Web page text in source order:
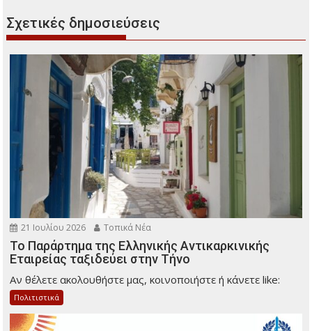
Σχετικές δημοσιεύσεις
21 Ιουλίου 2026 Τοπικά Νέα
Το Παράρτημα της Ελληνικής Αντικαρκινικής
Εταιρείας ταξιδεύει στην Τήνο
Αν θέλετε ακολουθήστε μας, κοινοποιήστε ή κάνετε like:
Πολιτιστικά